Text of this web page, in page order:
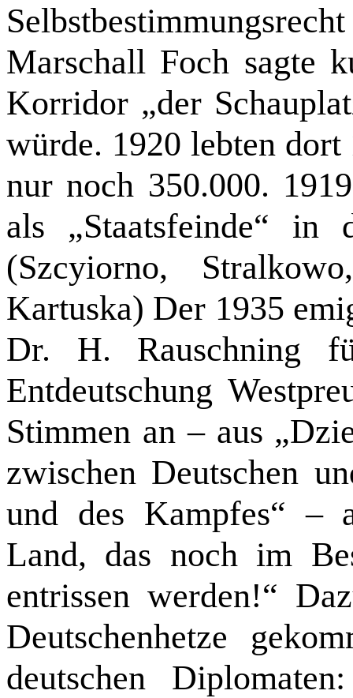
Marschall Foch sagte
Korridor „der
würde. 1920 lebten
nur noch 350.000.
als „Staatsfeinde“ in
(Szcyiorno,
Kartuska) Der 1935
Dr. H. Rauschning
Entdeutschung
Stimmen an – aus
zwischen Deutschen
und des Kampfes“ –
Land, das noch im
entrissen werden!“
Deutschenhetze
deutschen